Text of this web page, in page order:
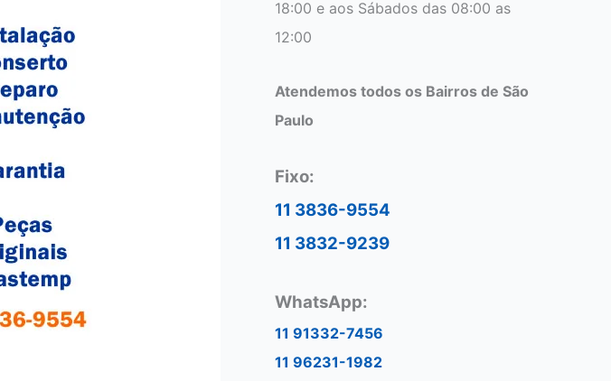
18:00 e aos Sábados das 08:00 as
12:00
Atendemos todos os Bairros de São
Paulo
Fixo:
11 3836-9554
11 3832-9239
WhatsApp:
11 91332-7456
11 96231-1982